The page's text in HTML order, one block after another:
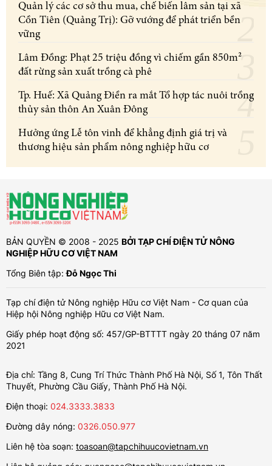
Quản lý các cơ sở thu mua, chế biến lâm sản tại xã
Cồn Tiên (Quảng Trị): Gỡ vướng để phát triển bền
vững
Lâm Đồng: Phạt 25 triệu đồng vì chiếm gần 850m²
đất rừng sản xuất trồng cà phê
Tp. Huế: Xã Quảng Điền ra mắt Tổ hợp tác nuôi trồng
thủy sản thôn An Xuân Đông
Hưởng ứng Lễ tôn vinh để khẳng định giá trị và
thương hiệu sản phẩm nông nghiệp hữu cơ
BẢN QUYỀN © 2008 - 2025 BỞI TẠP CHÍ ĐIỆN TỬ NÔNG
NGHIỆP HỮU CƠ VIỆT NAM
Tổng Biên tập:Đỗ Ngọc Thi
Tạp chí điện tử Nông nghiệp Hữu cơ Việt Nam - Cơ quan của
Hiệp hội Nông nghiệp Hữu cơ Việt Nam.
Giấy phép hoạt động số: 457/GP-BTTTT ngày 20 tháng 07 năm
2021
Địa chỉ: Tầng 8, Cung Trí Thức Thành Phố Hà Nội, Số 1, Tôn Thất
Thuyết, Phường Cầu Giấy, Thành Phố Hà Nội.
Điện thoại: 024.3333.3833
Đường dây nóng: 0326.050.977
Liên hệ tòa soạn: toasoan@tapchihuucovietnam.vn